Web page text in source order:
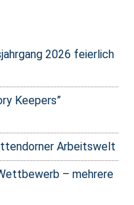
2026 feierlich
Keepers”
Arbeitswelt
– mehrere